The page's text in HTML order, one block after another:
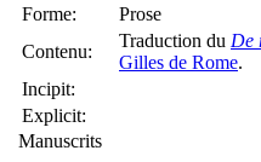
Forme:
Prose
Contenu:
Traduction du De
Gilles de Rome.
Incipit:
Explicit:
Manuscrits